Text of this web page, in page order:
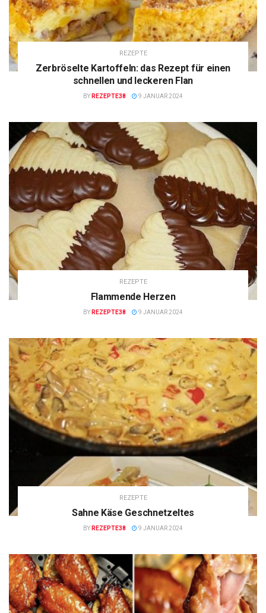
REZEPTE
Zerbröselte Kartoffeln: das Rezept für einen
schnellen und leckeren Flan
BY REZEPTE38 9 JANUAR 2024
REZEPTE
Flammende Herzen
BY REZEPTE38 9 JANUAR 2024
REZEPTE
Sahne Käse Geschnetzeltes
BY REZEPTE38 9 JANUAR 2024